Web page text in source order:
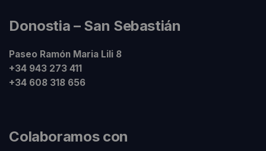
Donostia – San Sebastián
Paseo Ramón Maria Lili 8
+34 943 273 411
+34 608 318 656
Colaboramos con